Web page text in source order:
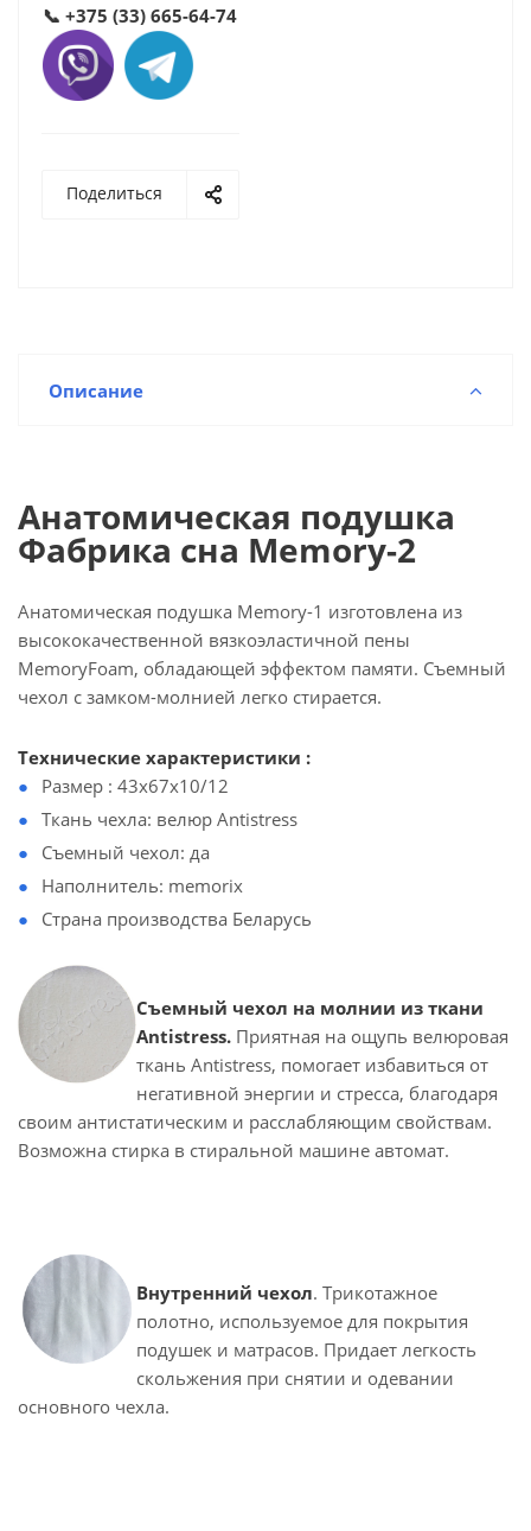
📞 +375 (33) 665-64-74
Поделиться
Описание
Анатомическая подушка
Фабрика сна Memory-2
Анатомическая подушка Memory-1 изготовлена из
высококачественной вязкоэластичной пены
MemoryFoam, обладающей эффектом памяти. Съемный
чехол с замком-молнией легко стирается.
Технические характеристики :
Размер : 43х67х10/12
Ткань чехла: велюр Antistress
Съемный чехол: да
Наполнитель: memorix
Страна производства Беларусь
Съемный чехол на молнии из ткани
Antistress. Приятная на ощупь велюровая
ткань Antistress, помогает избавиться от
негативной энергии и стресса, благодаря
своим антистатическим и расслабляющим свойствам.
Возможна стирка в стиральной машине автомат.
Внутренний чехол. Трикотажное
полотно, используемое для покрытия
подушек и матрасов. Придает легкость
скольжения при снятии и одевании
основного чехла.